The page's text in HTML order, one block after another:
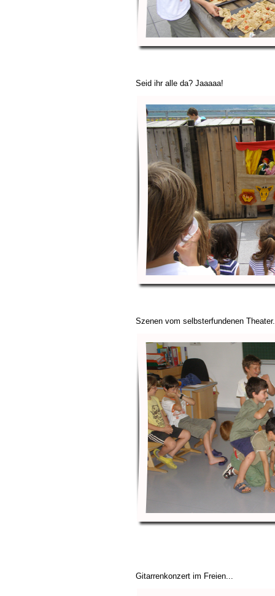
Seid ihr alle da? Jaaaaa!
Szenen vom selbsterfundenen Theater.
Gitarrenkonzert im Freien...